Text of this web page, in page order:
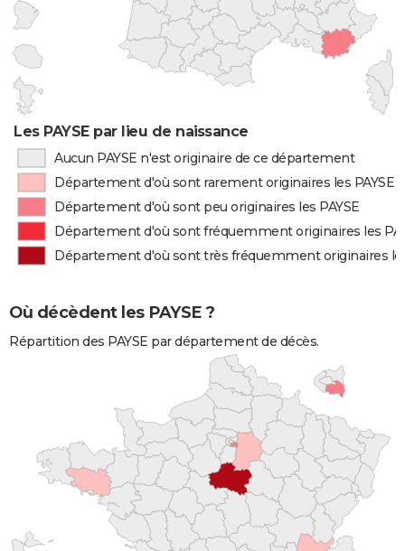
Les PAYSE par lieu de naissance
Aucun PAYSE n'est originaire de ce département
Département d'où sont rarement originaires les PAYSE
Département d'où sont peu originaires les PAYSE
Département d'où sont fréquemment originaires les
Département d'où sont très fréquemment originaires
Où décèdent les PAYSE ?
Répartition des PAYSE par département de décès.